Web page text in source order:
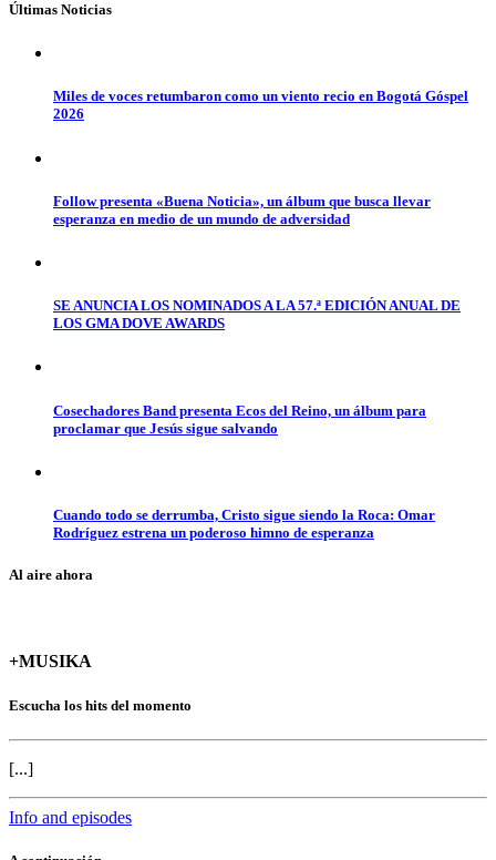
Últimas Noticias
Miles de voces retumbaron como un viento recio en Bogotá Góspel
2026
Follow presenta «Buena Noticia», un álbum que busca llevar
esperanza en medio de un mundo de adversidad
SE ANUNCIA LOS NOMINADOS A LA 57.ª EDICIÓN ANUAL DE
LOS GMA DOVE AWARDS
Cosechadores Band presenta Ecos del Reino, un álbum para
proclamar que Jesús sigue salvando
Cuando todo se derrumba, Cristo sigue siendo la Roca: Omar
Rodríguez estrena un poderoso himno de esperanza
Al aire ahora
+MUSIKA
Escucha los hits del momento
[...]
Info and episodes